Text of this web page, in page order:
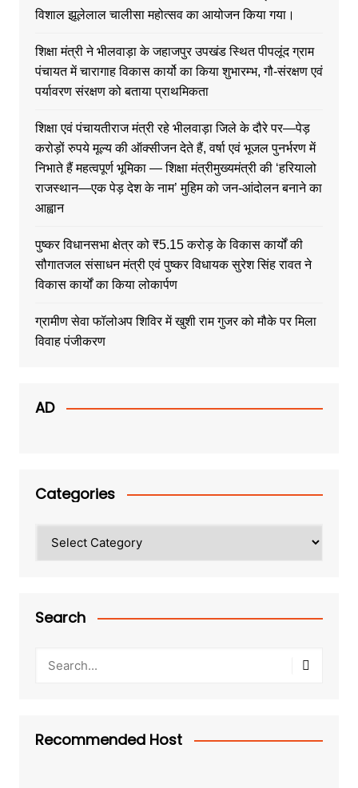
विशाल झूलेलाल चालीसा महोत्सव का आयोजन किया गया।
शिक्षा मंत्री ने भीलवाड़ा के जहाजपुर उपखंड स्थित पीपलूंद ग्राम
पंचायत में चारागाह विकास कार्यो का किया शुभारम्भ, गौ-संरक्षण एवं
पर्यावरण संरक्षण को बताया प्राथमिकता
शिक्षा एवं पंचायतीराज मंत्री रहे भीलवाड़ा जिले के दौरे पर—पेड़
करोड़ों रुपये मूल्य की ऑक्सीजन देते हैं, वर्षा एवं भूजल पुनर्भरण में
निभाते हैं महत्वपूर्ण भूमिका — शिक्षा मंत्रीमुख्यमंत्री की ‘हरियालो
राजस्थान—एक पेड़ देश के नाम’ मुहिम को जन-आंदोलन बनाने का
आह्वान
पुष्कर विधानसभा क्षेत्र को ₹5.15 करोड़ के विकास कार्यों की
सौगातजल संसाधन मंत्री एवं पुष्कर विधायक सुरेश सिंह रावत ने
विकास कार्यों का किया लोकार्पण
ग्रामीण सेवा फॉलोअप शिविर में खुशी राम गुजर को मौके पर मिला
विवाह पंजीकरण
AD
Categories
Search
Recommended Host